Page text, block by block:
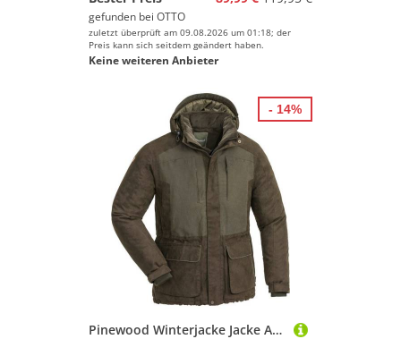
gefunden bei OTTO
zuletzt überprüft am 09.08.2026 um 01:18; der
Preis kann sich seitdem geändert haben.
Keine weiteren Anbieter
Pinewood Winterjacke Jacke Abisko 2.0 Versiegelte Nähte, Wasserdicht
- 14%